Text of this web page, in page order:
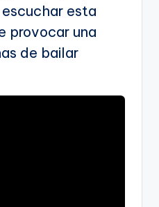
esta
provocar una
de bailar